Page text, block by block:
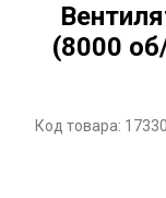
(8000
Код товара: